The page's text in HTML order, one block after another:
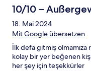
10/10 –
18. Mai 2024
Mit Google übersetzen
İlk defa gitmiş
kolay bir yer beğenen
her şey için teşekkürler